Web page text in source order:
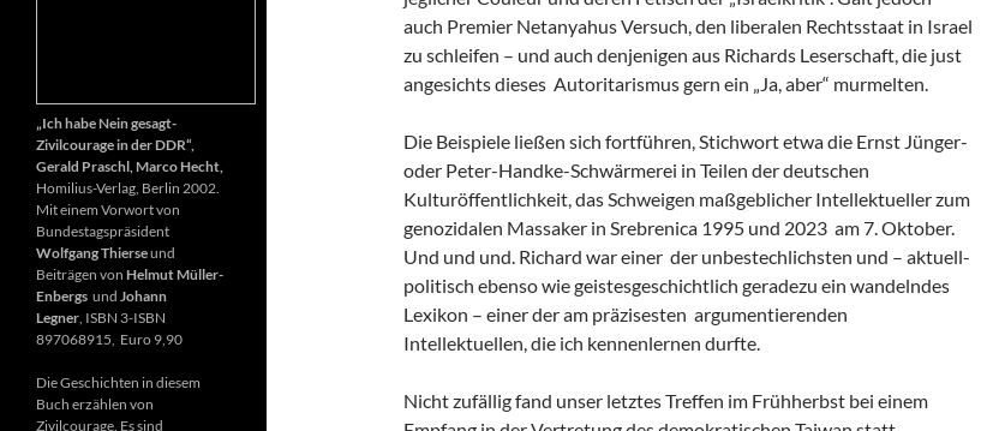
auch Premier Netanyahus Versuch, den liberalen Rechtsstaat in Israel
zu schleifen – und auch denjenigen aus Richards Leserschaft, die just
angesichts dieses Autoritarismus gern ein „Ja, aber“ murmelten.
Die Beispiele ließen sich fortführen, Stichwort etwa die Ernst Jünger-
oder Peter-Handke-Schwärmerei in Teilen der deutschen
Kulturöffentlichkeit, das Schweigen maßgeblicher Intellektueller zum
genozidalen Massaker in Srebrenica 1995 und 2023 am 7. Oktober.
Und und und. Richard war einer der unbestechlichsten und – aktuell-
politisch ebenso wie geistesgeschichtlich geradezu ein wandelndes
Lexikon – einer der am präzisesten argumentierenden
Intellektuellen, die ich kennenlernen durfte.
Nicht zufällig fand unser letztes Treffen im Frühherbst bei einem
„Ich habe Nein gesagt-
Zivilcourage in der DDR“,
Gerald Praschl, Marco Hecht,
Homilius-Verlag, Berlin 2002.
Mit einem Vorwort von
Bundestagspräsident
Wolfgang Thierseund
Beiträgen von Helmut Müller-
Enbergs und Johann
Legner , ISBN 3-ISBN
897068915, Euro 9,90
Die Geschichten in diesem
Buch erzählen von
Zivilcourage. Es sind